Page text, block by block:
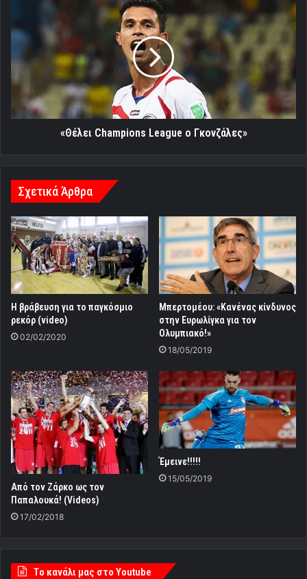
League
Γκονζάλες»
«Θέλει Champions League ο Γκονζάλες»
Σχετικά Άρθρα
Η βράβευση για το παγκόσμιο
ρεκόρ (video)
02/02/2020
Μπερτομέου: «Κανένας κίνδυνος
στην Ευρωλίγκα για τον
Ολυμπιακό!»
18/05/2019
Από τον Ζάρκο ως τον
Παπαλουκά! (Videos)
17/02/2018
Έμεινε!!!!!
15/05/2019
Tο κανάλι μας στο Youtube